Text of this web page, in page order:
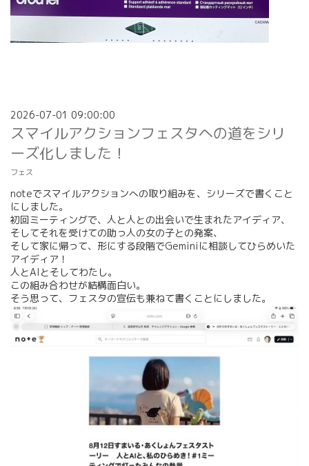
2026-07-01 09:00:00
スマイルアクションフェスタへの道をシリ
ーズ化しました！
フェス
noteでスマイルアクションへの取り組みを、シリーズで書くこと
にしました。
初回ミーティングで、人と人との出会いで生まれたアイディア、
そしてそれを受けての助っ人の女の子との発案、
そして家に帰って、形にする段階でGeminiに相談してひらめいた
アイディア！
人とAIとそしてわたし。
この組み合わせが結構面白い。
そう思って、フェスタの宣伝も兼ねて書くことにしました。